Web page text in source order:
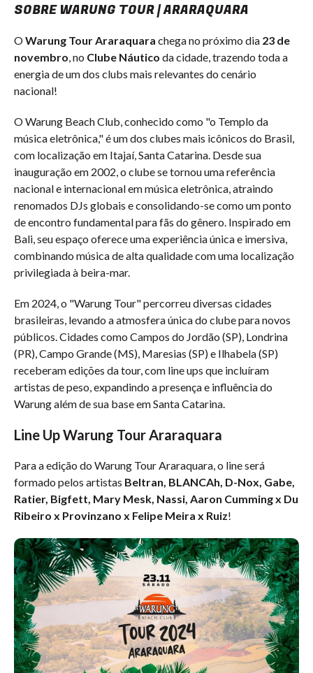
SOBRE WARUNG TOUR | ARARAQUARA
OWarung TourAraraquara chega no próximo dia 23 de
novembro, no Clube Náutico da cidade, trazendo toda a
energia de um dos clubs mais relevantes do cenário
nacional!
O Warung Beach Club, conhecido como "o Templo da
música eletrônica," é um dos clubes mais icônicos do Brasil,
com localização em Itajaí, Santa Catarina. Desde sua
inauguração em 2002, o clube se tornou uma referência
nacional e internacional em música eletrônica, atraindo
renomados DJs globais e consolidando-se como um ponto
de encontro fundamental para fãs do gênero. Inspirado em
Bali, seu espaço oferece uma experiência única e imersiva,
combinando música de alta qualidade com uma localização
privilegiada à beira-mar.
Em 2024, o "Warung Tour" percorreu diversas cidades
brasileiras, levando a atmosfera única do clube para novos
públicos. Cidades como Campos do Jordão (SP), Londrina
(PR), Campo Grande (MS), Maresias (SP) e Ilhabela (SP)
receberam edições da tour, com line ups que incluíram
artistas de peso, expandindo a presença e influência do
Warung além de sua base em Santa Catarina.
Line Up Warung Tour Araraquara
Para a edição do Warung Tour Araraquara, o line será
formado pelos artistas Beltran, BLANCAh, D-Nox, Gabe,
Ratier, Bigfett, Mary Mesk, Nassi, Aaron Cumming x Du
Ribeiro x Provinzano x Felipe Meira x Ruiz!